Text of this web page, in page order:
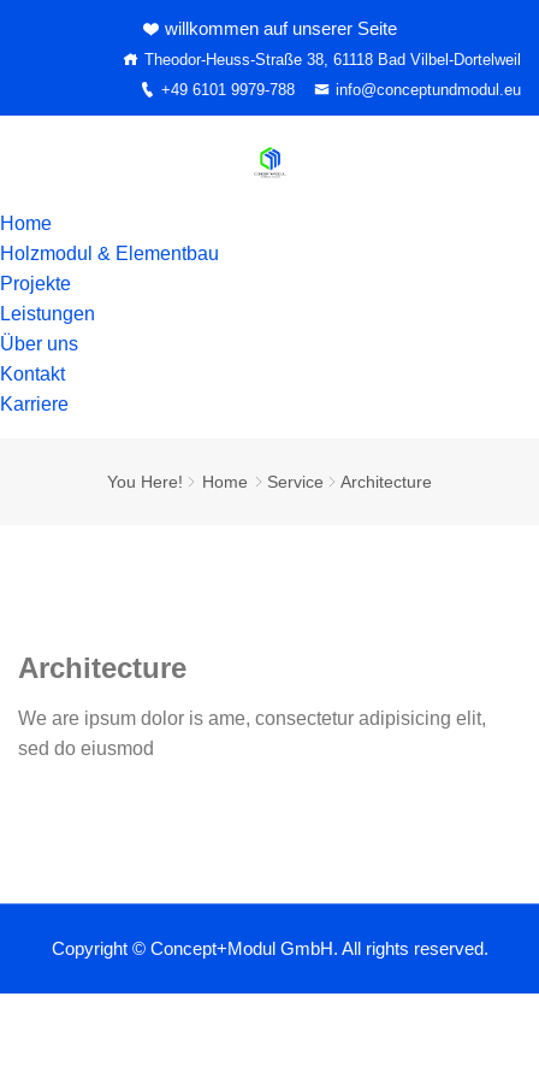
willkommen auf unserer Seite
Theodor-Heuss-Straße 38, 61118 Bad Vilbel-Dortelweil
+49 6101 9979-788
info@conceptundmodul.eu
Home
Holzmodul & Elementbau
Projekte
Leistungen
Über uns
Kontakt
Karriere
You Here! Home Service Architecture
Architecture
We are ipsum dolor is ame, consectetur adipisicing elit,
sed do eiusmod
Copyright © Concept+Modul GmbH. All rights reserved.